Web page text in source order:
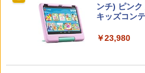
￥2,530
ンチ) ピン
キッズコン
￥23,980